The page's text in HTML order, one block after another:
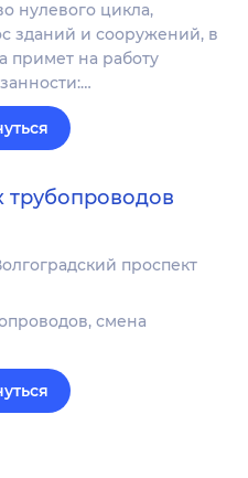
нулевого цикла,
зданий и сооружений, в
примет на работу
проспект
смена